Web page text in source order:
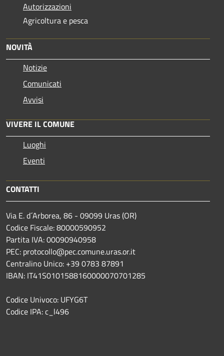
Autorizzazioni
Agricoltura e pesca
NOVITÀ
Notizie
Comunicati
Avvisi
VIVERE IL COMUNE
Luoghi
Eventi
CONTATTI
Via E. d´Arborea, 86 - 09099 Uras (OR)
Codice Fiscale: 80000590952
Partita IVA: 00090940958
PEC: protocollo@pec.comune.uras.or.it
Centralino Unico: +39 0783 87891
IBAN: IT41S0101588160000070701285
Codice Univoco: UFYG6T
Codice IPA: c_l496